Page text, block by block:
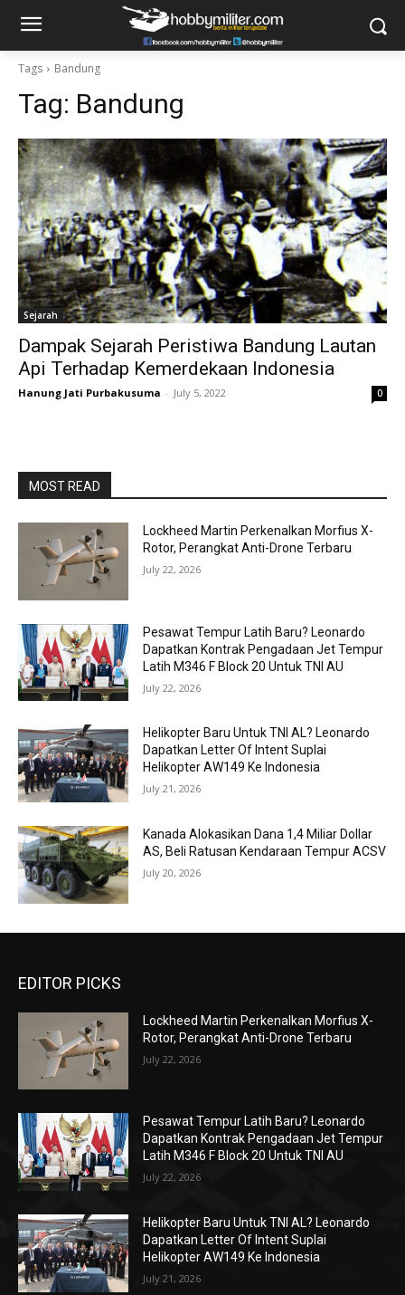
Tags Bandung
Tag: Bandung
Sejarah
Dampak Sejarah Peristiwa Bandung Lautan
Api Terhadap Kemerdekaan Indonesia
Hanung Jati Purbakusuma - July 5, 2022 0
MOST READ
Lockheed Martin Perkenalkan Morfius X-
Rotor, Perangkat Anti-Drone Terbaru
July 22, 2026
Pesawat Tempur Latih Baru? Leonardo
Dapatkan Kontrak Pengadaan Jet Tempur
Latih M346 F Block 20 Untuk TNI AU
July 22, 2026
Helikopter Baru Untuk TNI AL? Leonardo
Dapatkan Letter Of Intent Suplai
Helikopter AW149 Ke Indonesia
July 21, 2026
Kanada Alokasikan Dana 1,4 Miliar Dollar
AS, Beli Ratusan Kendaraan Tempur ACSV
July 20, 2026
EDITOR PICKS
Lockheed Martin Perkenalkan Morfius X-
Rotor, Perangkat Anti-Drone Terbaru
July 22, 2026
Pesawat Tempur Latih Baru? Leonardo
Dapatkan Kontrak Pengadaan Jet Tempur
Latih M346 F Block 20 Untuk TNI AU
July 22, 2026
Helikopter Baru Untuk TNI AL? Leonardo
Dapatkan Letter Of Intent Suplai
Helikopter AW149 Ke Indonesia
July 21, 2026